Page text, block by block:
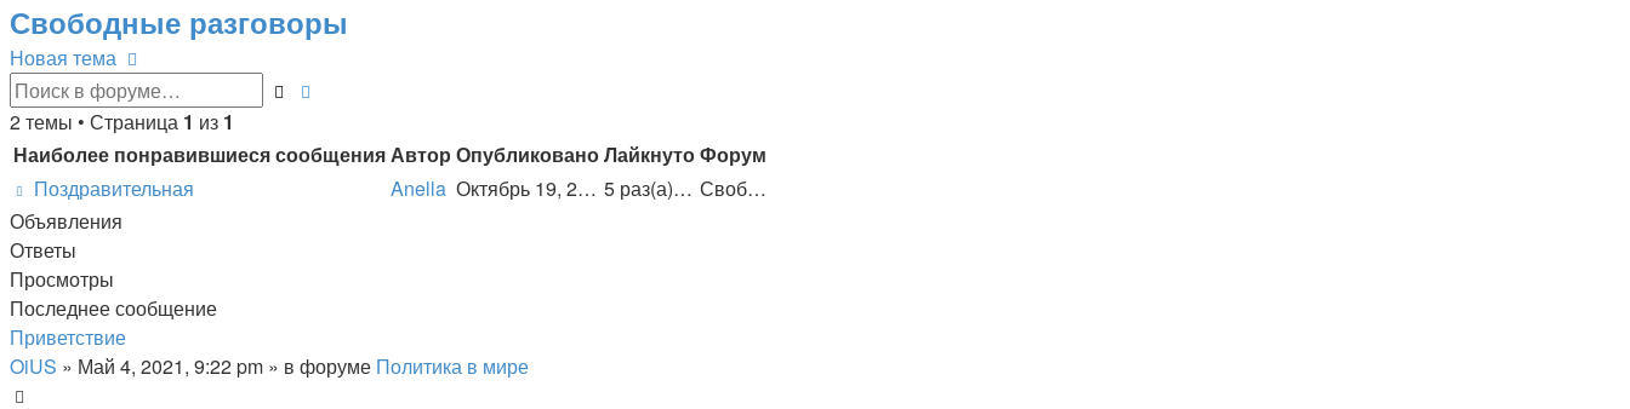
Свободные разговоры
Новая тема
Поиск
2 темы • Страница 1 из 1
Наиболее понравившиеся сообщенияАвтор ОпубликованоЛайкнутоФорум
Поздравительная
Anella Октябрь 19, 2021, 7:26 pm 5 раз(а) суммарно
Свободные разговоры
Объявления
Ответы
Просмотры
Последнее сообщение
Приветствие
OiUS » Май 4, 2021, 9:22 pm » в форуме Политика в мире